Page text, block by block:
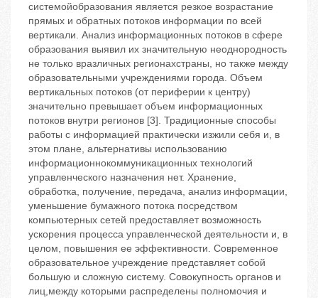
системойобразования является резкое возрастание
прямых и обратных потоков информации по всей
вертикали. Анализ информационных потоков в сфере
образования выявил их значительную неоднородность
не только вразличных регионахстраны, но также между
образовательными учреждениями города. Объем
вертикальных потоков (от периферии к центру)
значительно превышает объем информационных
потоков внутри регионов [3]. Традиционные способы
работы с информацией практически изжили себя и, в
этом плане, альтернативы использованию
информационнокоммуникационных технологий
управленческого назначения нет. Хранение,
обработка, получение, передача, анализ информации,
уменьшение бумажного потока посредством
компьютерных сетей предоставляет возможность
ускорения процесса управленческой деятельности и, в
целом, повышения ее эффективности. Современное
образовательное учреждение представляет собой
большую и сложную систему. Совокупность органов и
лиц,между которыми распределены полномочия и